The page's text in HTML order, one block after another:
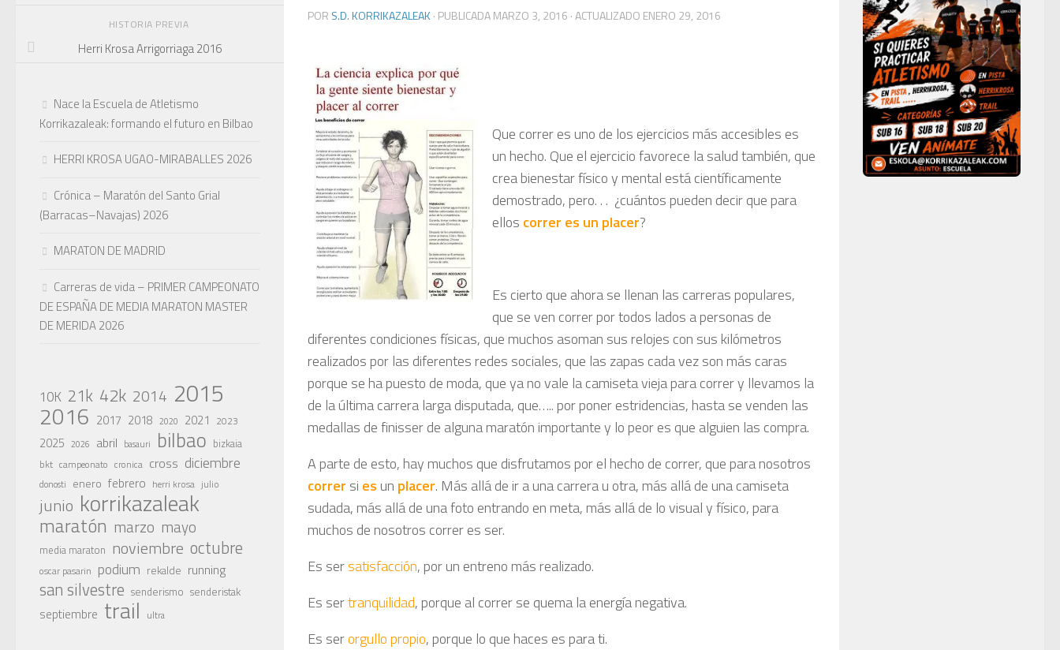
POR S.D. KORRIKAZALEAK· PUBLICADAMARZO 3, 2016 · ACTUALIZADO ENERO 29, 2016
Que correr es uno de los ejercicios más accesibles es
un hecho. Que el ejercicio favorece la salud también, que
crea bienestar físico y mental está científicamente
demostrado, pero. . . ¿cuántos pueden decir que para
ellos correr es un placer?
Es cierto que ahora se llenan las carreras populares,
que se ven correr por todos lados a personas de
diferentes condiciones físicas, que muchos asoman sus relojes con sus kilómetros
realizados por las diferentes redes sociales, que las zapas cada vez son más caras
porque se ha puesto de moda, que ya no vale la camiseta vieja para correr y llevamos la
de la última carrera larga disputada, que….. por poner estridencias, hasta se venden las
medallas de finisser de alguna maratón importante y lo peor es que alguien las compra.
A parte de esto, hay muchos que disfrutamos por el hecho de correr, que para nosotros
correr si es un placer. Más allá de ir a una carrera u otra, más allá de una camiseta
sudada, más allá de una foto entrando en meta, más allá de lo visual y físico, para
muchos de nosotros correr es ser.
Es sersatisfacción, por un entreno más realizado.
Es sertranquilidad, porque al correr se quema la energía negativa.
Es serorgullo propio, porque lo que haces es para ti.
HISTORIA PREVIA
Herri Krosa Arrigorriaga 2016
Nace la Escuela de Atletismo
Korrikazaleak: formando el futuro en Bilbao
HERRI KROSA UGAO-MIRABALLES 2026
Crónica – Maratón del Santo Grial
(Barracas–Navajas) 2026
MARATON DE MADRID
Carreras de vida – PRIMER CAMPEONATO
DE ESPAÑA DE MEDIA MARATON MASTER
DE MERIDA 2026
10K 21k 42k 2014 2015
2016 2017 2018 2020 2021 2023
2025 2026 abril basauri bilbao bizkaia
bkt campeonato cronica cross diciembre
donosti enero febrero herri krosa julio
junio korrikazaleak
maratón marzo mayo
media maraton noviembre octubre
oscar pasarin podium rekalde running
san silvestre senderismo senderistak
septiembre trail ultra